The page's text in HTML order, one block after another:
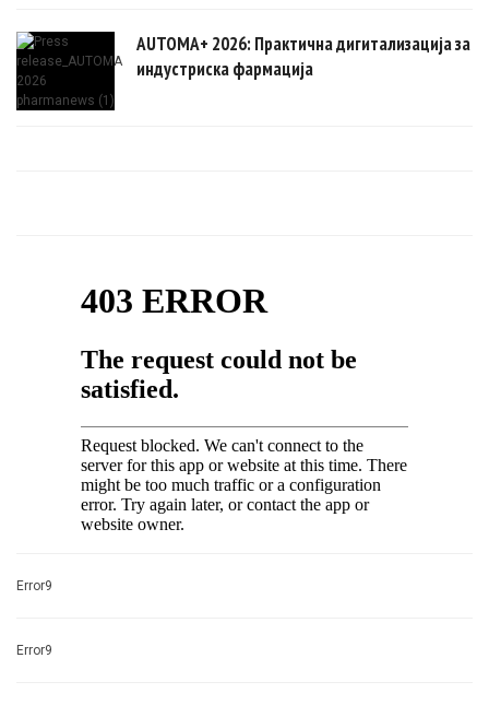
AUTOMA+ 2026: Практична дигитализација за
индустриска фармација
Error9
Error9